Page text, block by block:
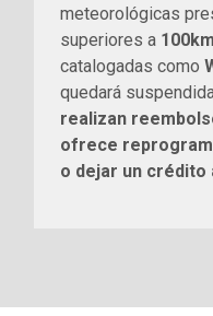
meteorológicas
superiores a
catalogadas como
quedará
realizan
ofrece
o dejar un crédito